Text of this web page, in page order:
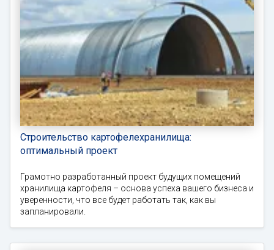
Строительство картофелехранилища:
оптимальный проект
Грамотно разработанный проект будущих помещений
хранилища картофеля – основа успеха вашего бизнеса и
уверенности, что все будет работать так, как вы
запланировали.